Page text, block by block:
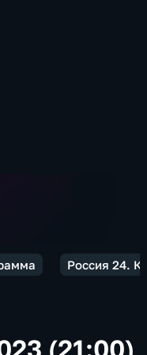
Россия 24.
(21:00)